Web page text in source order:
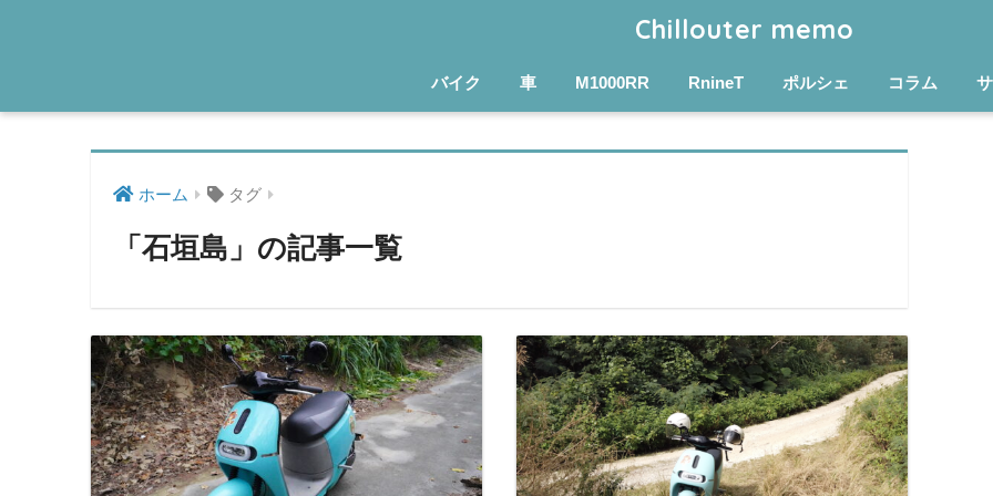
Chillouter memo
バイク 車 M1000RR RnineT ポルシェ コラム
ホーム タグ
「石垣島」の記事一覧